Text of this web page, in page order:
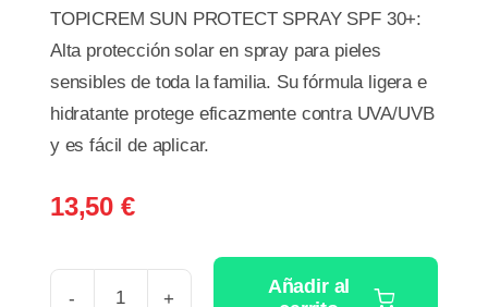
TOPICREM SUN PROTECT SPRAY SPF 30+:
Alta protección solar en spray para pieles
sensibles de toda la familia. Su fórmula ligera e
hidratante protege eficazmente contra UVA/UVB
y es fácil de aplicar.
13,50 €
Añadir al